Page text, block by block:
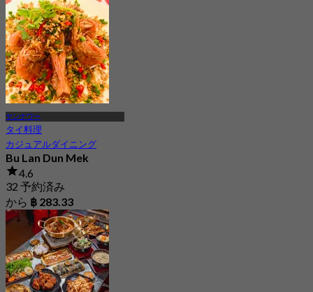
ヤンナワー
タイ料理
カジュアルダイニング
Bu Lan Dun Mek
4.6
32 予約済み
から ฿ 283.33